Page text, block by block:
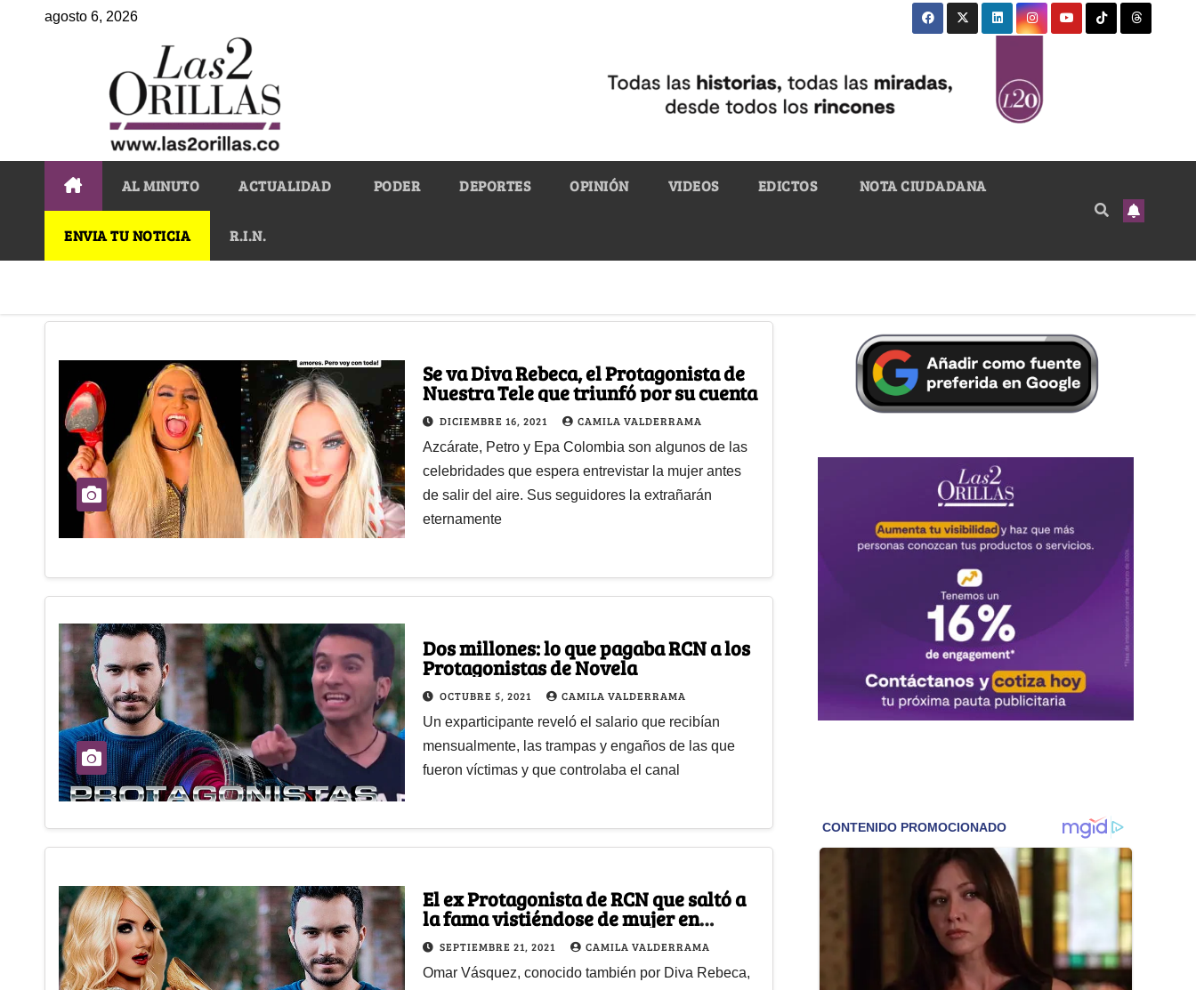
agosto 6, 2026
AL MINUTO ACTUALIDAD PODER DEPORTES OPINIÓN VIDEOS EDICTOS NOTA CIUDADANA
ENVIA TU NOTICIA R.I.N.
Se va Diva Rebeca, el Protagonista de
Nuestra Tele que triunfó por su cuenta
DICIEMBRE 16, 2021 CAMILA VALDERRAMA
Azcárate, Petro y Epa Colombia son algunos de las
celebridades que espera entrevistar la mujer antes
de salir del aire. Sus seguidores la extrañarán
eternamente
Dos millones: lo que pagaba RCN a los
Protagonistas de Novela
OCTUBRE 5, 2021 CAMILA VALDERRAMA
Un exparticipante reveló el salario que recibían
mensualmente, las trampas y engaños de las que
fueron víctimas y que controlaba el canal
El ex Protagonista de RCN que saltó a
la fama vistiéndose de mujer en
YouTube
SEPTIEMBRE 21, 2021 CAMILA VALDERRAMA
Omar Vásquez, conocido también por Diva Rebeca,